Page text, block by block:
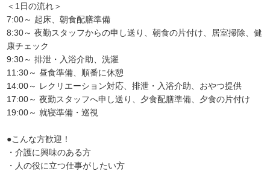
＜1日の流れ＞
7:00～ 起床、朝食配膳準備
8:30～ 夜勤スタッフからの申し送り、朝食の片付け、居室掃除、健
康チェック
9:30～ 排泄・入浴介助、洗濯
11:30～ 昼食準備、順番に休憩
14:00～ レクリエーション対応、排泄・入浴介助、おやつ提供
17:00～ 夜勤スタッフへ申し送り、夕食配膳準備、夕食の片付け
19:00～ 就寝準備・巡視
●こんな方歓迎！
・介護に興味のある方
・人の役に立つ仕事がしたい方